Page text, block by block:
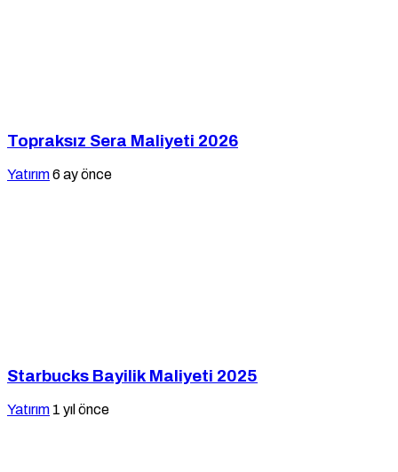
Topraksız Sera Maliyeti 2026
Yatırım6 ay önce
Starbucks Bayilik Maliyeti 2025
Yatırım 1 yıl önce